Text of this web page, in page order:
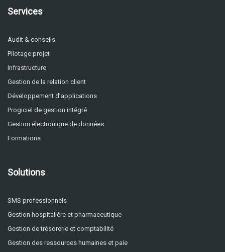
Services
Audit & conseils
Pilotage projet
Infrastructure
Gestion de la relation client
Développement d’applications
Progiciel de gestion intégré
Gestion électronique de données
Formations
Solutions
SMS professionnels
Gestion hospitalière et pharmaceutique
Gestion de trésorerie et comptabilité
Gestion des ressources humaines et paie